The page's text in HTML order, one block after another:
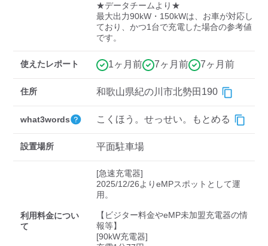
中速-20kW-以上 急速-44kW-以上
車種
検索する
★データチームより★
最大出力90kW・150kWは、お車が対応し
ており、かつ1台で充電した場合の参考値
です。
使えたレポート 1ヶ月前 7ヶ月前 7ヶ月前
住所 和歌山県紀の川市北勢田190
what3words こくほう。せっせい。もとめる
設置場所 平面駐車場
利用料金につい
て
[急速充電器]
2025/12/26よりeMPスポットとして運
用。
【ビジター料金やeMP未加盟充電器の情
報等】
[90kW充電器]